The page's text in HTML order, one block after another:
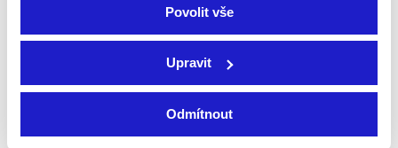
Povolit vše
Upravit
Odmítnout